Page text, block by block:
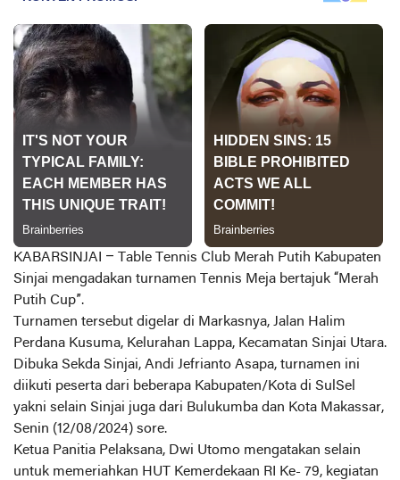
KABARSINJAI – Table Tennis Club Merah Putih Kabupaten
Sinjai mengadakan turnamen Tennis Meja bertajuk “Merah
Putih Cup”.
Turnamen tersebut digelar di Markasnya, Jalan Halim
Perdana Kusuma, Kelurahan Lappa, Kecamatan Sinjai Utara.
Dibuka Sekda Sinjai, Andi Jefrianto Asapa, turnamen ini
diikuti peserta dari beberapa Kabupaten/Kota di SulSel
yakni selain Sinjai juga dari Bulukumba dan Kota Makassar,
Senin (12/08/2024) sore.
Ketua Panitia Pelaksana, Dwi Utomo mengatakan selain
untuk memeriahkan HUT Kemerdekaan RI Ke- 79, kegiatan